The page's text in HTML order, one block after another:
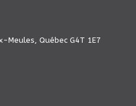
Meules, Québec G4T 1E7